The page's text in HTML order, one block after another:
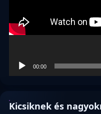
00:00
Kicsiknek és